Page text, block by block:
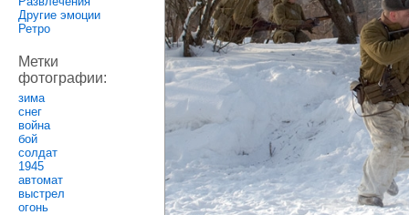
Другие эмоции
Ретро
Метки
фотографии:
зима
снег
война
бой
солдат
1945
автомат
выстрел
огонь